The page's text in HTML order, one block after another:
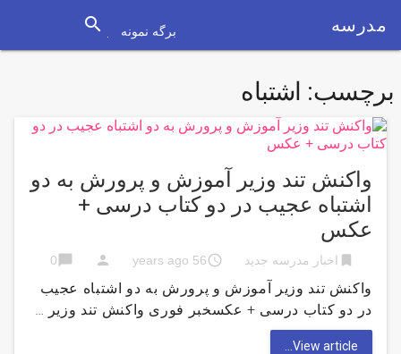
مدرسه برگه نمونه search
برچسب: اشتباه
واکنش تند وزیر آموزش و پرورش به دو
اشتباه عجیب در دو کتاب درسی +
عکس
bookmark اخبار مدرسه جدید access_time
56 years ago
person
chat_bubble
0
واکنش تند وزیر آموزش و پرورش به دو اشتباه عجیب
در دو کتاب درسی + عکسخبر فوری واکنش تند وزیر …
View article...